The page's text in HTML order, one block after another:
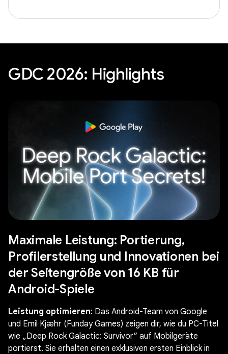
GDC 2026: Highlights
Maximale Leistung: Portierung,
Profilerstellung und Innovationen bei
der Seitengröße von 16 KB für
Android-Spiele
Leistung optimieren: Das Android-Team von Google
und Emil Kjæhr (Funday Games) zeigen dir, wie du PC-Titel
wie „Deep Rock Galactic: Survivor“ auf Mobilgeräte
portierst. Sie erhalten einen exklusiven ersten Einblick in